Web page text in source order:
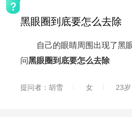
黑眼圈到底要怎么去除
自己的眼睛周围出现了黑眼
问黑眼圈到底要怎么去除
提问者：胡雪 女 23岁